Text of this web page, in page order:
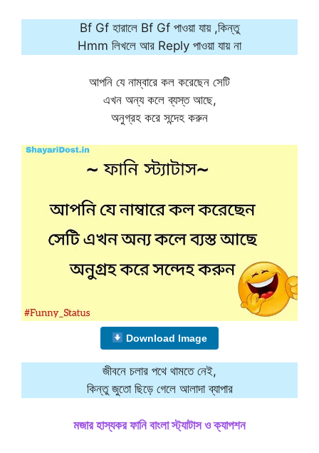
Bf Gf হারালে Bf Gf পাওয়া যায় ,কিন্তু
Hmm লিখলে আর Reply পাওয়া যায় না
আপনি যে নাম্বারে কল করেছেন সেটি
এখন অন্য কলে ব্যস্ত আছে,
অনুগ্রহ করে সন্দেহ করুন
Download Image
জীবনে চলার পথে থামতে নেই,
কিন্তু জুতো ছিড়ে গেলে আলাদা ব্যাপার
মজার হাস্যকর ফানি বাংলা স্ট্যাটাস ও ক্যাপশন